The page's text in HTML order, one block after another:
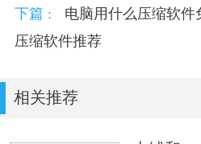
下篇 :
电脑用什么压缩软件
压缩软件推荐
相关推荐